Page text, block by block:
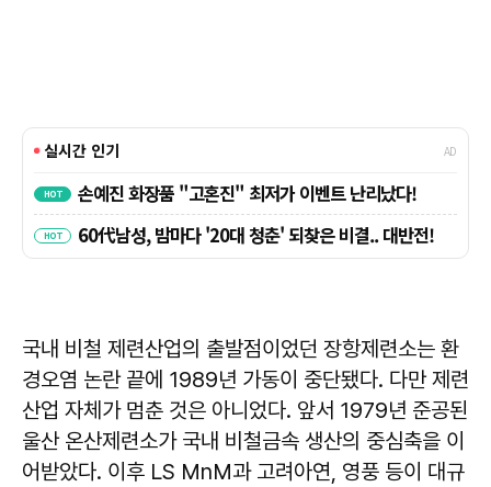
국내 비철 제련산업의 출발점이었던 장항제련소는 환
경오염 논란 끝에 1989년 가동이 중단됐다. 다만 제련
산업 자체가 멈춘 것은 아니었다. 앞서 1979년 준공된
울산 온산제련소가 국내 비철금속 생산의 중심축을 이
어받았다. 이후 LS MnM과 고려아연, 영풍 등이 대규